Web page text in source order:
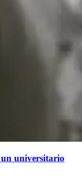
un universitario